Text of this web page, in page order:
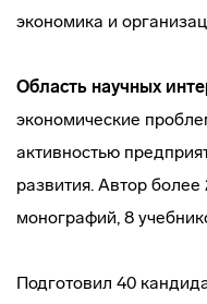
экономика и
Область научных
экономические
активностью
развития. Автор более
монографий, 8
Подготовил 40